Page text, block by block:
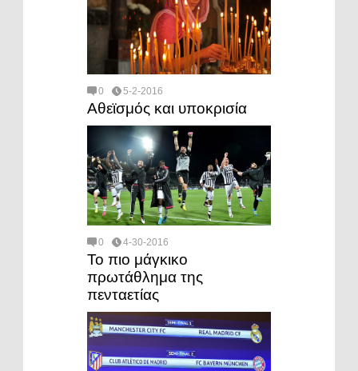
0 5-2-2016
Αθεϊσμός και υποκρισία
0 4-30-2016
Το πιο μάγκικο
πρωτάθλημα της
πενταετίας